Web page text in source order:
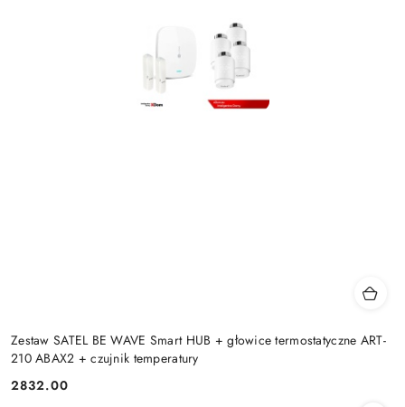
Zestaw SATEL BE WAVE Smart HUB + głowice termostatyczne ART-
210 ABAX2 + czujnik temperatury
Cena:
2832.00